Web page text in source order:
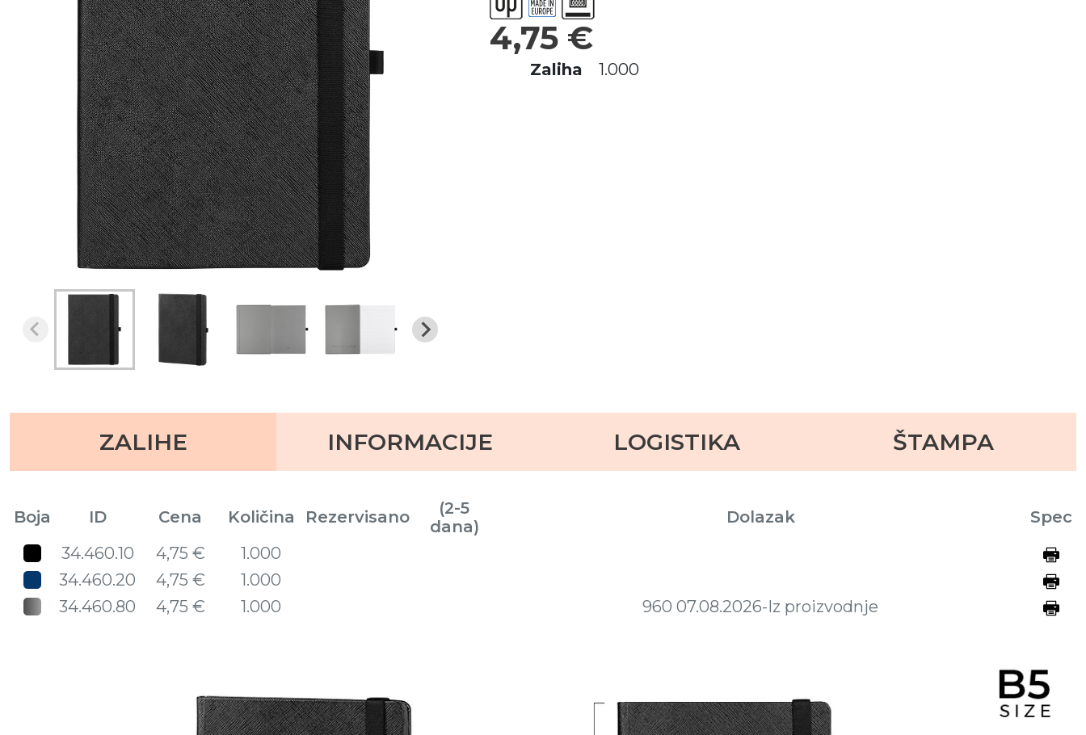
4,75 €
Zaliha 1.000
ZALIHE INFORMACIJE LOGISTIKA ŠTAMPA
Boja ID Cena Količina Rezervisano
(2-5
dana)
Dolazak
Spec
34.460.10
4,75 €
1.000
34.460.20
4,75 €
1.000
34.460.80
4,75 € 1.000 960 07.08.2026-Iz proizvodnje